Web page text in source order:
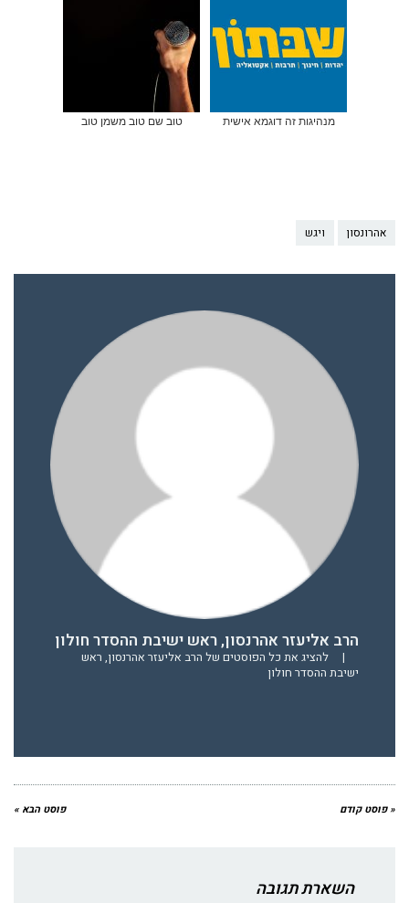
מנהיגות זה דוגמא אישית טוב שם טוב משמן טוב
אהרונסון ויגש
הרב אליעזר אהרנסון, ראש ישיבת ההסדר חולון
|
להציג את כל הפוסטים של הרב אליעזר אהרנסון, ראש
ישיבת ההסדר חולון
« פוסט קודם פוסט הבא »
השארת תגובה